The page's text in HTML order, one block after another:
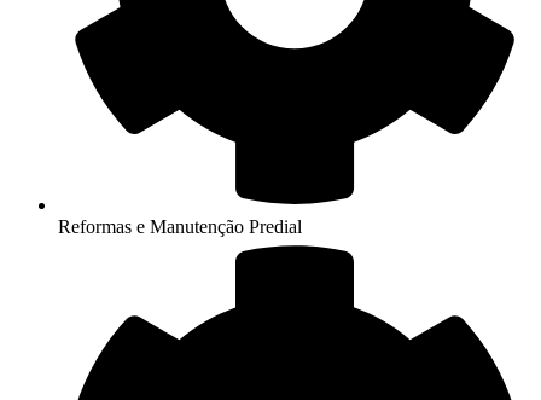
Reformas e Manutenção Predial